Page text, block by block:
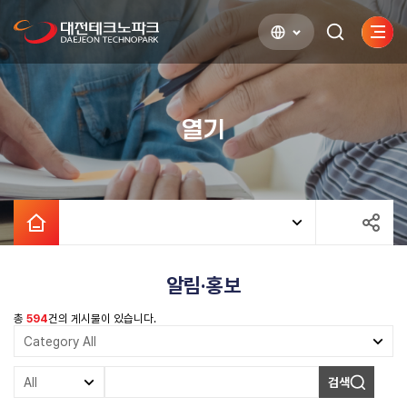
검색하기사이
열기
열기
알림·홍보
총 594건의 게시물이 있습니다.
검색